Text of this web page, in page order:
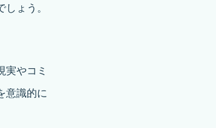
ょう。
実やコミ
意識的に